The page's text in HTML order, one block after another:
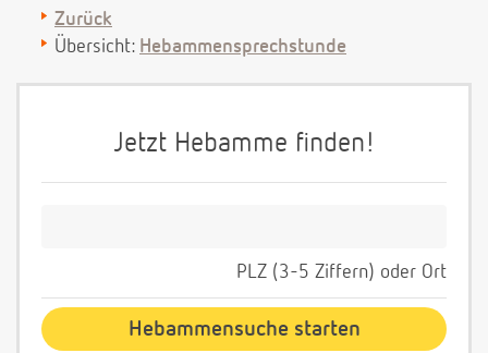
Zurück
Übersicht: Hebammensprechstunde
Jetzt Hebamme finden!
PLZ (3-5 Ziffern) oder Ort